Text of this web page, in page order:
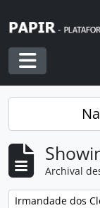
Toggle
Archival
Remove filter:
Irmandade dos